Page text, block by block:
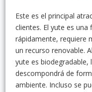
Este es el principal
clientes. El yute es una
rápidamente, requiere
un recurso renovable.
yute es biodegradable,
descompondrá de
ambiente. Incluso se